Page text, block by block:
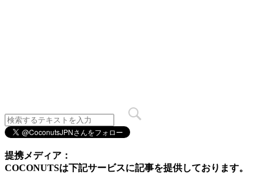
提携メディア：
COCONUTSは下記サービスに記事を提供しております。